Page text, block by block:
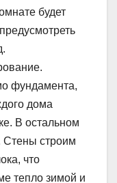
будет
фундамента,
дома
В остальном
Стены строим
что
тепло зимой и